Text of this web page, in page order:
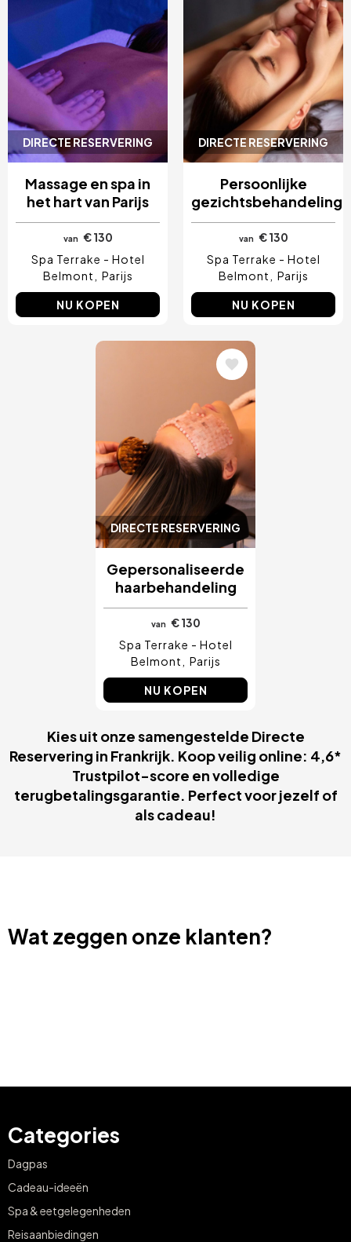
DIRECTE RESERVERING
Massage en spa in
het hart van Parijs
van € 130
Spa Terrake - Hotel
Belmont
Parijs
NU KOPEN
DIRECTE RESERVERING
Persoonlijke
gezichtsbehandeling
van € 130
Spa Terrake - Hotel
Belmont
Parijs
NU KOPEN
DIRECTE RESERVERING
Gepersonaliseerde
haarbehandeling
van € 130
Spa Terrake - Hotel
Belmont
Parijs
NU KOPEN
Kies uit onze samengestelde Directe
Reservering in Frankrijk. Koop veilig online: 4,6*
Trustpilot-score en volledige
terugbetalingsgarantie. Perfect voor jezelf of
als cadeau!
Wat zeggen onze klanten?
Categories
Dagpas
Cadeau-ideeën
Spa & eetgelegenheden
Reisaanbiedingen